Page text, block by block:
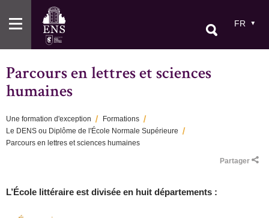
au
contenu
FR
Parcours en lettres et sciences
humaines
Fil
Une formation d'exception
Formations
Le DENS ou Diplôme de l'École Normale Supérieure
Parcours en lettres et sciences humaines
Partager
L’École littéraire est divisée en huit départements :